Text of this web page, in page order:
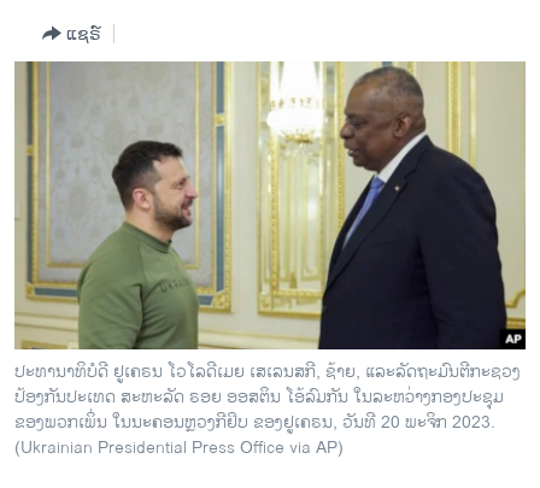
ອິດສະຫຼະພາບດ້ານການຂ່າວ
ຊຸມຊົນຊາວລາວ
ວິທະຍາສາດ-ເທັກໂນໂລຈີ
ພາສາອັງກິດ
ວີດີໂອ
ສຽງ
ລາຍການກະຈາຍສຽງ
ລາຍງານ
ຕິດຕາມພວກເຮົາ ທີ່
ແຊຣ໌
ປະທານາທິບໍດີ ຢູເຄຣນ ໂວໂລດີເມຍ ເສເລນສກີ, ຊ້າຍ, ແລະລັດຖະມົນຕີກະຊວງ
ປ້ອງກັນປະເທດ ສະຫະລັດ ຣອຍ ອອສຕິນ ໂອ້ລົມກັນ ໃນລະຫວ່າງກອງປະຊຸມ
ຂອງພວກເພິ່ນ ໃນນະຄອນຫຼວງກີຢິບ ຂອງຢູເຄຣນ, ວັນທີ 20 ພະຈິກ 2023.
(Ukrainian Presidential Press Office via AP)